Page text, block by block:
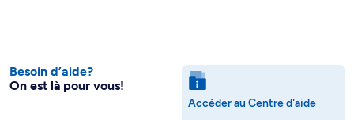
Besoin d’aide?
On est là pour vous!
Accéder au Centre d'aide